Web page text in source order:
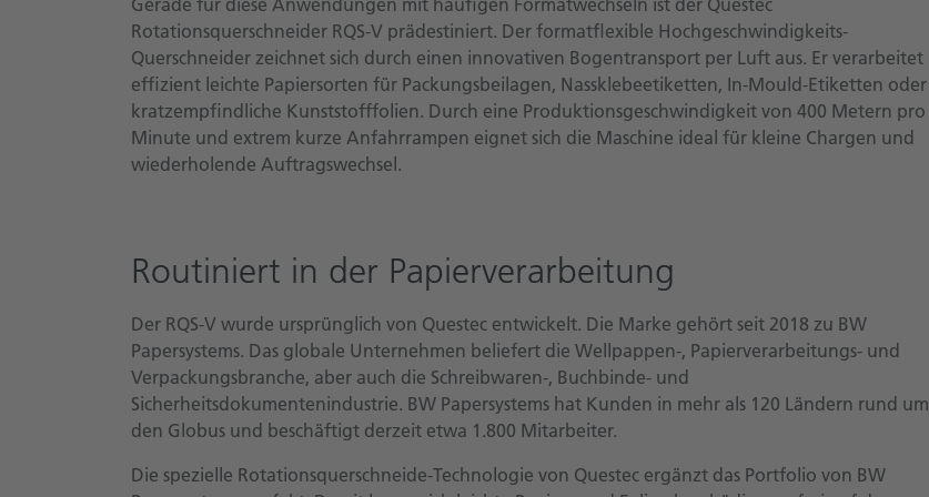
Gerade für diese Anwendungen mit häufigen Formatwechseln ist der Questec
Rotationsquerschneider RQS-V prädestiniert. Der formatflexible Hochgeschwindigkeits-
Querschneider zeichnet sich durch einen innovativen Bogentransport per Luft aus. Er verarbeitet
effizient leichte Papiersorten für Packungsbeilagen, Nassklebeetiketten, In-Mould-Etiketten oder
kratzempfindliche Kunststofffolien. Durch eine Produktionsgeschwindigkeit von 400 Metern pro
Minute und extrem kurze Anfahrrampen eignet sich die Maschine ideal für kleine Chargen und
wiederholende Auftragswechsel.
Routiniert in der Papierverarbeitung
Der RQS-V wurde ursprünglich von Questec entwickelt. Die Marke gehört seit 2018 zu BW
Papersystems. Das globale Unternehmen beliefert die Wellpappen-, Papierverarbeitungs- und
Verpackungsbranche, aber auch die Schreibwaren-, Buchbinde- und
Sicherheitsdokumentenindustrie. BW Papersystems hat Kunden in mehr als 120 Ländern rund um
den Globus und beschäftigt derzeit etwa 1.800 Mitarbeiter.
Die spezielle Rotationsquerschneide-Technologie von Questec ergänzt das Portfolio von BW